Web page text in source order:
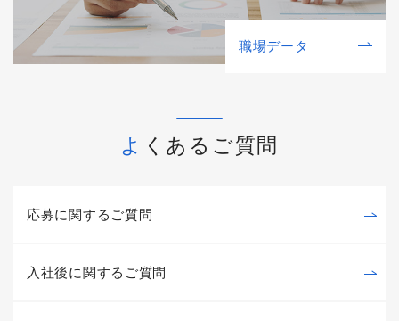
職場データ
よくあるご質問
応募に関するご質問
入社後に関するご質問